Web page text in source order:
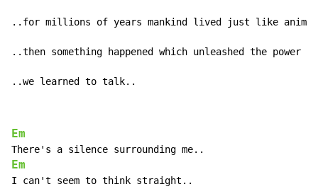
..for millions of years mankind lived just like
..then something happened which unleashed the power
..we learned to talk..
Em
Em